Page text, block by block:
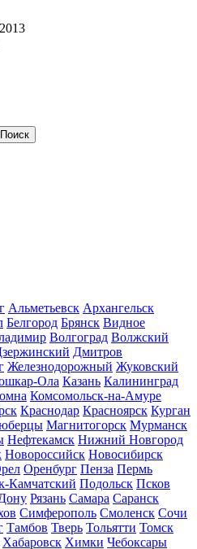
Альметьевск Архангельск
Белгород Брянск Видное
Волгоград Волжский
Дмитров
Железнодорожный Жуковский
Ола Казань Калининград
Комсомольск-на-Амуре
Краснодар Красноярск Курган
Магнитогорск Мурманск
Нефтекамск Нижний Новгород
Новороссийск Новосибирск
Оренбург Пенза Пермь
Камчатский Подольск Псков
Рязань Самара Саранск
Симферополь Смоленск Сочи
Тамбов Тверь Тольятти Томск
Хабаровск Химки Чебоксары